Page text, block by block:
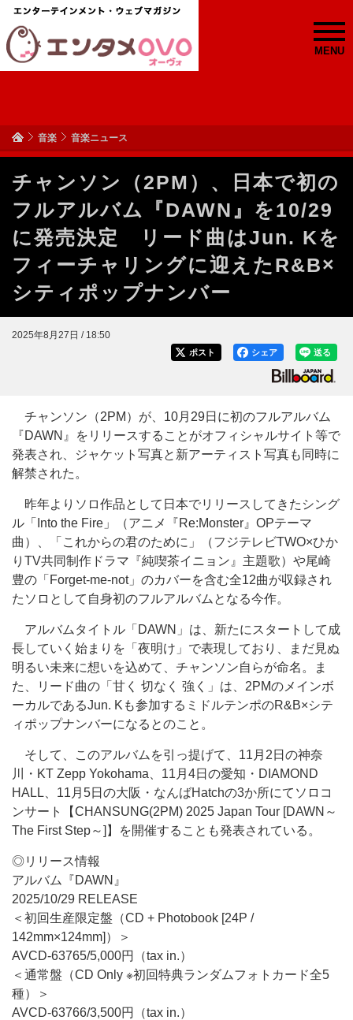
MENU
音楽 音楽ニュース
チャンソン（2PM）、日本で初の
フルアルバム『DAWN』を10/29
に発売決定 リード曲はJun. Kを
フィーチャリングに迎えたR&B×
シティポップナンバー
2025年8月27日 / 18:50
送る
シェア
ポスト
チャンソン（2PM）が、10月29日に初のフルアルバム
『DAWN』をリリースすることがオフィシャルサイト等で
発表され、ジャケット写真と新アーティスト写真も同時に
解禁された。
昨年よりソロ作品として日本でリリースしてきたシング
ル「Into the Fire」（アニメ『Re:Monster』OPテーマ
曲）、「これからの君のために」（フジテレビTWO×ひか
りTV共同制作ドラマ『純喫茶イニョン』主題歌）や尾崎
豊の「Forget-me-not」のカバーを含む全12曲が収録され
たソロとして自身初のフルアルバムとなる今作。
アルバムタイトル「DAWN」は、新たにスタートして成
長していく始まりを「夜明け」で表現しており、まだ見ぬ
明るい未来に想いを込めて、チャンソン自らが命名。ま
た、リード曲の「甘く 切なく 強く」は、2PMのメインボ
ーカルであるJun. Kも参加するミドルテンポのR&B×シテ
ィポップナンバーになるとのこと。
そして、このアルバムを引っ提げて、11月2日の神奈
川・KT Zepp Yokohama、11月4日の愛知・DIAMOND
HALL、11月5日の大阪・なんばHatchの3か所にてソロコ
ンサート【CHANSUNG(2PM) 2025 Japan Tour [DAWN～
The First Step～]】を開催することも発表されている。
◎リリース情報
アルバム『DAWN』
2025/10/29 RELEASE
＜初回生産限定盤（CD + Photobook [24P /
142mm×124mm]）＞
AVCD-63765/5,000円（tax in.）
＜通常盤（CD Only ※初回特典ランダムフォトカード全5
種）＞
AVCD-63766/3,500円（tax in.）